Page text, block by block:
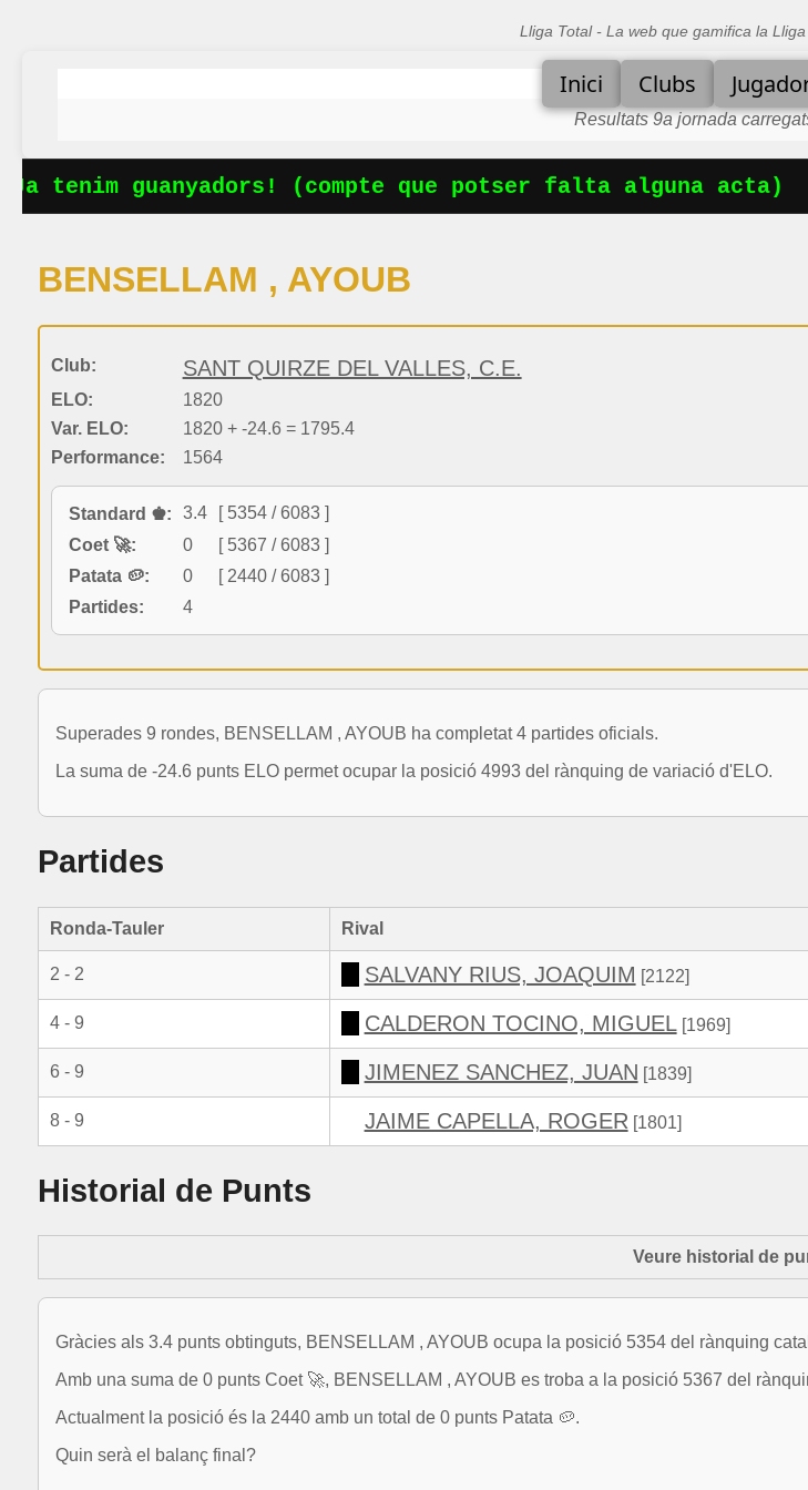
Lliga Total - La web que gamifica la
Inici Clubs
Resultats 9a jornada
tenim guanyadors! (compte que potser falta alguna acta)
BENSELLAM , AYOUB
Club: SANT QUIRZE DEL VALLES, C.E.
ELO:
1820
Var. ELO:
1820 + -24.6 = 1795.4
Performance:
1564
Standard ♚: 3.4
[ 5354 / 6083 ]
Coet 🚀:
0
[ 5367 / 6083 ]
Patata 🥔:
0
[ 2440 / 6083 ]
Partides:
4
Superades 9 rondes, BENSELLAM , AYOUB ha completat 4 partides oficials.
La suma de -24.6 punts ELO permet ocupar la posició 4993 del rànquing de variació d'ELO.
Partides
Ronda-Tauler Rival
2 - 2 SALVANY RIUS, JOAQUIM [2122]
4 - 9 CALDERON TOCINO, MIGUEL[1969]
6 - 9 JIMENEZ SANCHEZ, JUAN [1839]
8 - 9 JAIME CAPELLA, ROGER [1801]
Historial de Punts
Veure historial de
Gràcies als 3.4 punts obtinguts, BENSELLAM , AYOUB ocupa la posició 5354 del rànquing
Amb una suma de 0 punts Coet 🚀, BENSELLAM , AYOUB es troba a la posició 5367 del
Actualment la posició és la 2440 amb un total de 0 punts Patata 🥔.
Quin serà el balanç final?